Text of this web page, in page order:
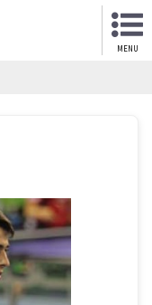
MENU